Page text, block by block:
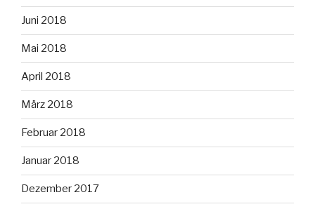
Juni 2018
Mai 2018
April 2018
März 2018
Februar 2018
Januar 2018
Dezember 2017